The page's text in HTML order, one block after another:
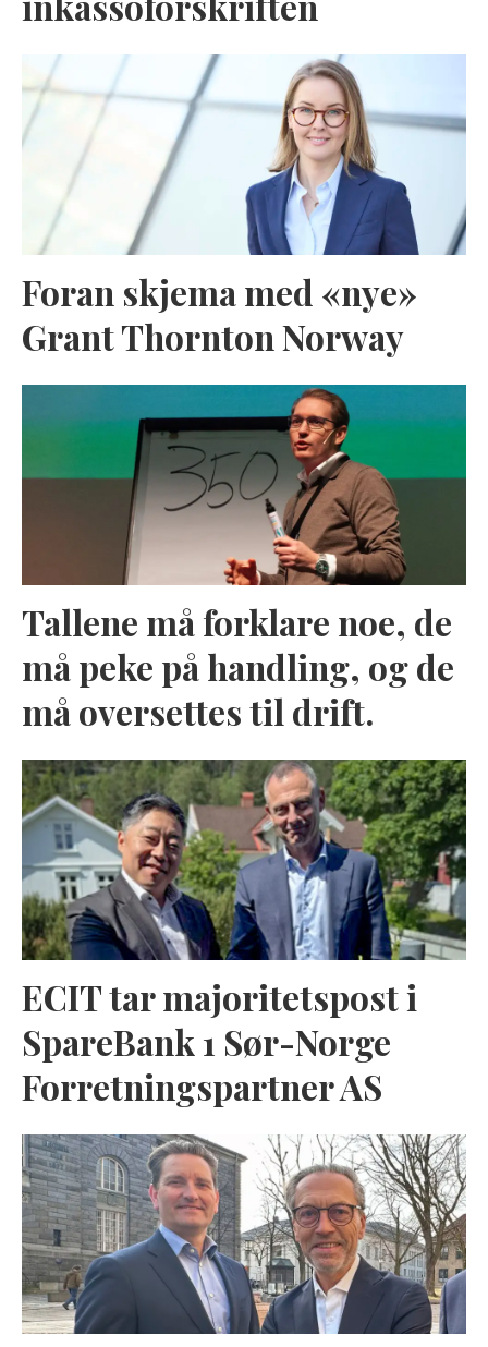
Foran skjema med «nye»
Grant Thornton Norway
Tallene må forklare noe, de
må peke på handling, og de
må oversettes til drift.
ECIT tar majoritetspost i
SpareBank 1 Sør-Norge
Forretningspartner AS